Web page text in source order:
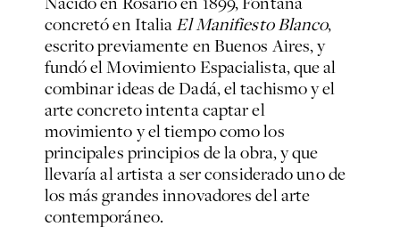
concretó en ItaliaEl Manifiesto Blanco,
escrito previamente en Buenos Aires, y
fundó el Movimiento Espacialista, que al
combinar ideas de Dadá, el tachismo y el
arte concreto intenta captar el
movimiento y el tiempo como los
principales principios de la obra, y que
llevaría al artista a ser considerado uno de
los más grandes innovadores del arte
contemporáneo.